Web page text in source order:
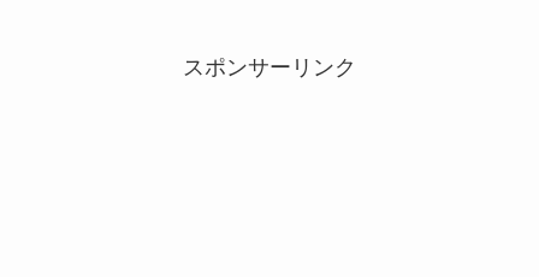
スポンサーリンク